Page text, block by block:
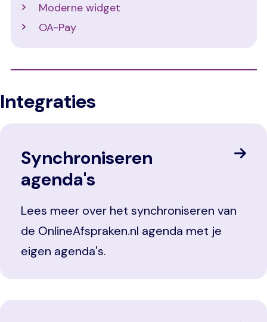
Integraties
Synchroniseren
agenda's
Lees meer over het synchroniseren van
de OnlineAfspraken.nl agenda met je
eigen agenda's.
Moderne widget
OA-Pay